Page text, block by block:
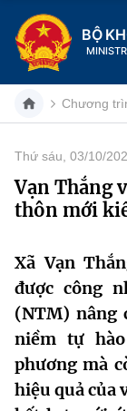
BỘ
Danh mục
Trang chủ
Giới thiệu
Chức năng
Cơ cấu tổ
Lịch sử phát
Tin tức sự kiện
Khoa học và
Đổi mới sáng
Dịch vụ công
Hệ thống văn
Chương
Thứ sáu, 03/10/
Vạn Thắng
thôn mới
Xã Vạn
được công
(NTM) nâng
niềm tự
phương mà
hiệu quả của